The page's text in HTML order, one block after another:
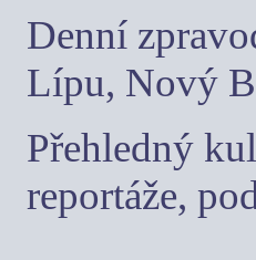
Denní
Lípu, Nový
Přehledný
reportáže,